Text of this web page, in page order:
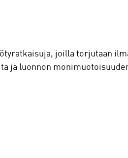
joilla torjutaan
ja luonnon